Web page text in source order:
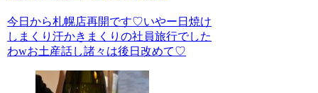
今日から札幌店再開です♡いやー日焼け
しまくり汗かきまくりの社員旅行でした
わwお土産話し諸々は後日改めて♡